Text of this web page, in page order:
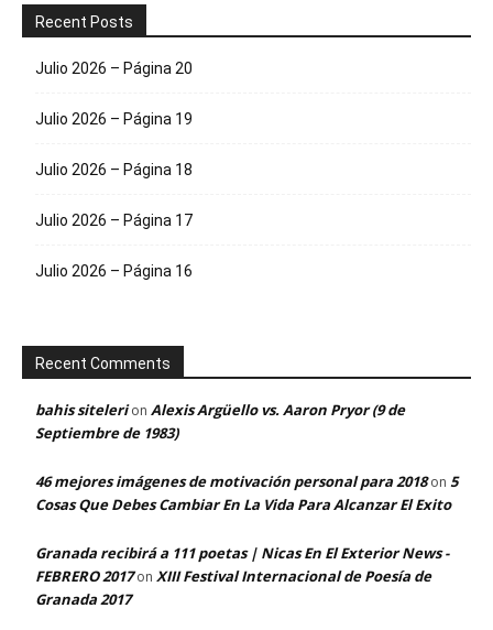
Recent Posts
Julio 2026 – Página 20
Julio 2026 – Página 19
Julio 2026 – Página 18
Julio 2026 – Página 17
Julio 2026 – Página 16
Recent Comments
bahis sitelerion Alexis Argüello vs. Aaron Pryor (9 de
Septiembre de 1983)
46 mejores imágenes de motivación personal para 2018on 5
Cosas Que Debes Cambiar En La Vida Para Alcanzar El Exito
Granada recibirá a 111 poetas | Nicas En El Exterior News -
FEBRERO 2017on XIII Festival Internacional de Poesía de
Granada 2017